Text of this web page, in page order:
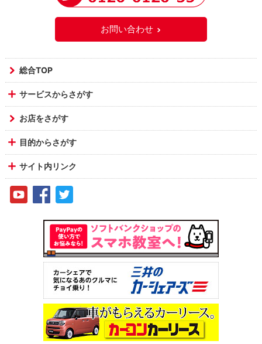
お問い合わせ
総合TOP
サービスからさがす
お店をさがす
目的からさがす
サイト内リンク